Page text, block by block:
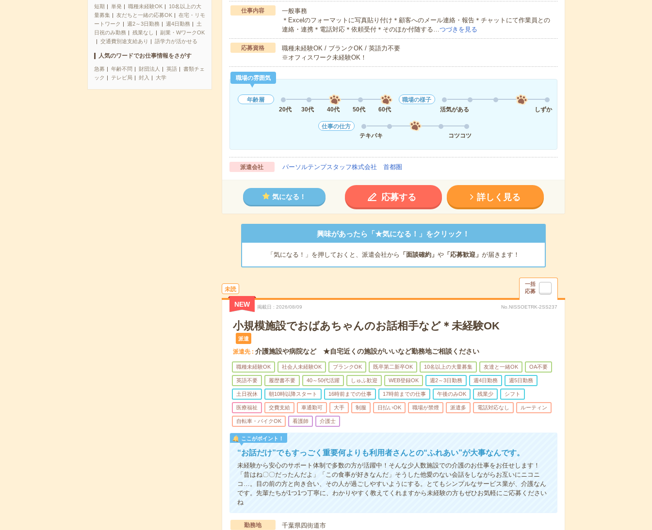
短期 単発 職種未経験OK
10名以上の大
量募集
友だちと一緒の応募OK
在宅・リモ
ートワーク
週2～3日勤務 週4日勤務
土
日祝のみ勤務
残業なし
副業・WワークOK
交通費別途支給あり
語学力が活かせる
人気のワードでお仕事情報をさがす
急募 年齢不問 財団法人 英語
書類チェ
ック
テレビ局 封入 大学
仕事内容
一般事務
＊Excelのフォーマットに写真貼り付け＊顧客へのメール連絡・報告＊チャットにて作業員との
連絡・連携＊電話対応＊依頼受付＊そのほか付随する…つづきを見る
応募資格
職種未経験OK / ブランクOK / 英語力不要
※オフィスワーク未経験OK！
職場の雰囲気
年齢層
20代
30代 40代 50代 60代
職場の様子
活気がある
しずか
仕事の仕方
テキパキ
コツコツ
派遣会社 パーソルテンプスタッフ株式会社 首都圏
気になる！ 応募する 詳しく見る
興味があったら「★気になる！」をクリック！
「気になる！」を押しておくと、派遣会社から 「面談確約」 や「応募歓迎」 が届きます！
未読
一括
応募
NEW 掲載日 2026/08/09 No.NISSOETRK-2SS237
小規模施設でおばあちゃんのお話相手など＊未経験OK
派遣
派遣先 介護施設や病院など ★自宅近くの施設がいいなど勤務地ご相談ください
職種未経験OK 社会人未経験OK ブランクOK 既卒第二新卒OK 10名以上の大量募集 友達と一緒OK OA不要
英語不要 履歴書不要 40～50代活躍 しゅふ歓迎 WEB登録OK 週2～3日勤務 週4日勤務 週5日勤務
土日祝休 朝10時以降スタート 16時前までの仕事 17時前までの仕事 午後のみOK 残業少 シフト
医療福祉 交費支給 車通勤可 大手 制服 日払いOK 職場が禁煙 派遣多 電話対応なし ルーティン
自転車・バイクOK 看護師 介護士
ここがポイント！
“お話だけ”でもすっごく重要何よりも利用者さんとの“ふれあい”が大事なんです。
未経験から安心のサポート体制で多数の方が活躍中！そんな少人数施設での介護のお仕事をお任せします！
「昔はね〇〇だったんだよ」「この食事が好きなんだ」そうした他愛のない会話をしながらお互いにニコニ
コ…。目の前の方と向き合い、その人が過ごしやすいようにする。とてもシンプルなサービス業が、介護なん
です。先輩たちが1つ1つ丁寧に、わかりやすく教えてくれますから未経験の方もぜひお気軽にご応募ください
ね
勤務地
千葉県四街道市